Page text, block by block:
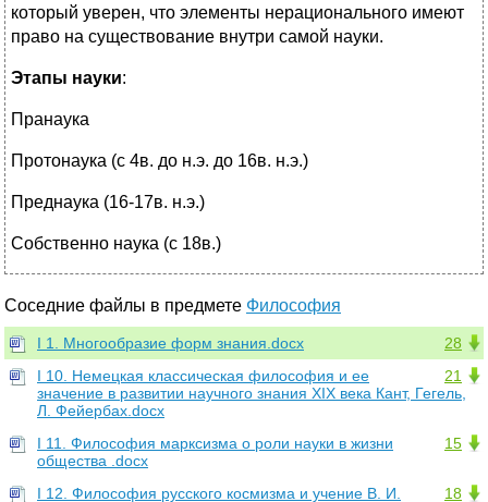
который уверен, что элементы нерационального имеют
право на существование внутри самой науки.
Этапы науки:
Пранаука
Протонаука (с 4в. до н.э. до 16в. н.э.)
Преднаука (16-17в. н.э.)
Собственно наука (с 18в.)
Соседние файлы в предмете Философия
28
I 1. Многообразие форм знания.docx
21
I 10. Немецкая классическая философия и ее
значение в развитии научного знания XIX века Кант, Гегель,
Л. Фейербах.docx
15
I 11. Философия марксизма о роли науки в жизни
общества .docx
18
I 12. Философия русского космизма и учение В. И.